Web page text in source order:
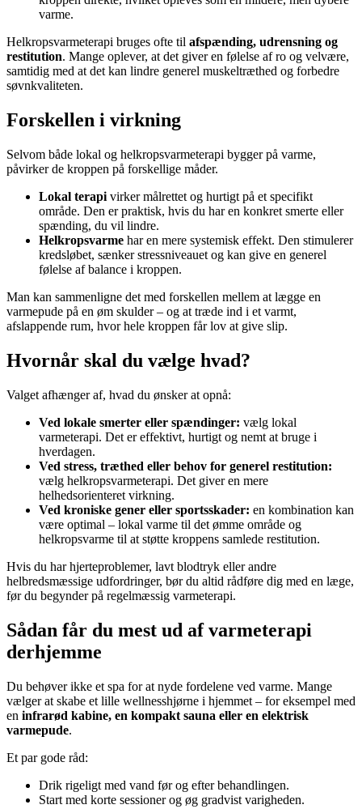
varme.
Helkropsvarmeterapi bruges ofte til afspænding, udrensning og
restitution. Mange oplever, at det giver en følelse af ro og velvære,
samtidig med at det kan lindre generel muskeltræthed og forbedre
søvnkvaliteten.
Forskellen i virkning
Selvom både lokal og helkropsvarmeterapi bygger på varme,
påvirker de kroppen på forskellige måder.
Lokal terapi virker målrettet og hurtigt på et specifikt
område. Den er praktisk, hvis du har en konkret smerte eller
spænding, du vil lindre.
Helkropsvarme har en mere systemisk effekt. Den stimulerer
kredsløbet, sænker stressniveauet og kan give en generel
følelse af balance i kroppen.
Man kan sammenligne det med forskellen mellem at lægge en
varmepude på en øm skulder – og at træde ind i et varmt,
afslappende rum, hvor hele kroppen får lov at give slip.
Hvornår skal du vælge hvad?
Valget afhænger af, hvad du ønsker at opnå:
Ved lokale smerter eller spændinger: vælg lokal
varmeterapi. Det er effektivt, hurtigt og nemt at bruge i
hverdagen.
Ved stress, træthed eller behov for generel restitution:
vælg helkropsvarmeterapi. Det giver en mere
helhedsorienteret virkning.
Ved kroniske gener eller sportsskader: en kombination kan
være optimal – lokal varme til det ømme område og
helkropsvarme til at støtte kroppens samlede restitution.
Hvis du har hjerteproblemer, lavt blodtryk eller andre
helbredsmæssige udfordringer, bør du altid rådføre dig med en læge,
før du begynder på regelmæssig varmeterapi.
Sådan får du mest ud af varmeterapi
derhjemme
Du behøver ikke et spa for at nyde fordelene ved varme. Mange
vælger at skabe et lille wellnesshjørne i hjemmet – for eksempel med
en infrarød kabine, en kompakt sauna eller en elektrisk
varmepude.
Et par gode råd:
Drik rigeligt med vand før og efter behandlingen.
Start med korte sessioner og øg gradvist varigheden.